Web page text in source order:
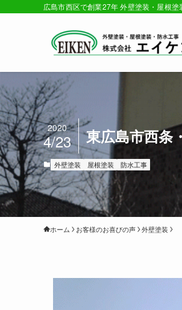
広島市西区で創業27年 外壁塗装・屋根
東広島市西条
2020
4/23
外壁塗装 屋根塗装 防水工事
ホーム お客様のお喜びの声 外壁塗装